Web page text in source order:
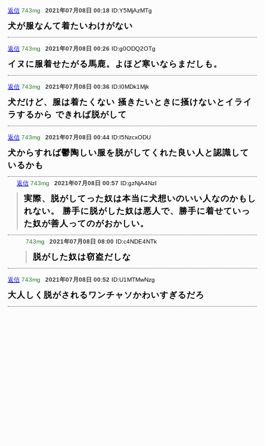
返信 743mg 2021年07月08日 00:18 ID:Y5MjAzMTg
犬が服なんて着たいわけがない
返信 743mg 2021年07月08日 00:26 ID:g0ODQ2OTg
イヌに服着せたがる馬鹿。よほど寒いならまだしも。
返信 743mg 2021年07月08日 00:36 ID:I0MDk1Mjk
犬だけど、服は着たくない 掻きたいときに掻けないとイライ
ラするから できれば脱がして
返信 743mg 2021年07月08日 00:44 ID:I5NzcxODU
犬からすれば鬱陶しい服を脱がしてくれた良い人と認識して
いるかも
返信 743mg 2021年07月08日 00:57 ID:gzNjA4NzI
実際、脱がしてった奴は本当に犬想いのいい人なのかもし
れない。
勝手に脱がした奴は悪人で、勝手に着せていっ
た奴が善人ってのがおかしい。
743mg 2021年07月08日 08:00 ID:c4NDE4NTk
脱がした奴は窃盗だしな
返信 743mg 2021年07月08日 00:52 ID:U1MTMwNzg
大人しく脱がされるワンチャソかわいすぎるだろ